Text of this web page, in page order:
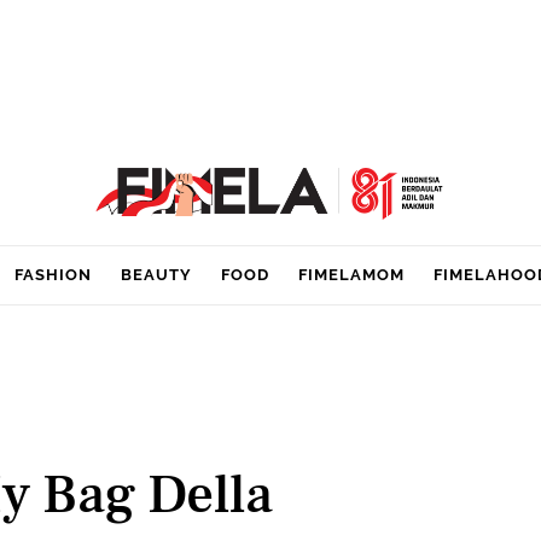
FASHION BEAUTY FOOD FIMELAMOM
Bag Della